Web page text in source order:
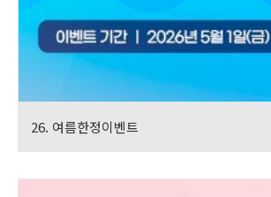
26. 여름한정이벤트